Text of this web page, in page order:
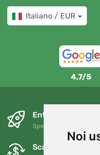
Noi
Italiano / EUR
4,7/5
Entro il giorno
Spedizione gratuita
Scambi e resi